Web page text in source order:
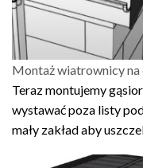
Montaż wiatrownicy na
Teraz montujemy
wystawać poza listy
mały zakład aby